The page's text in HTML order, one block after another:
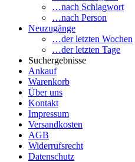
…nach Schlagwort
…nach Person
Neuzugänge
…der letzten Wochen
…der letzten Tage
Suchergebnisse
Ankauf
Warenkorb
Über uns
Kontakt
Impressum
Versandkosten
AGB
Widerrufsrecht
Datenschutz